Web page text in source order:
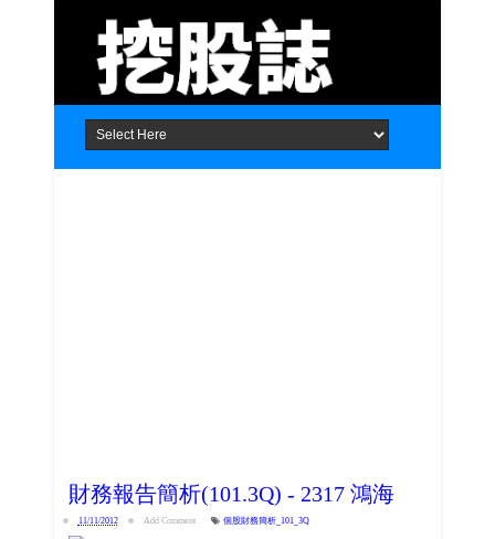
Home About Contact
財務報告簡析(101.3Q) - 2317 鴻海
11/11/2012 Add Comment 個股財務簡析_101_3Q